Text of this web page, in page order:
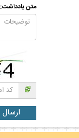
متن يادداشت: